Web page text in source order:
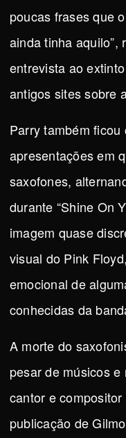
poucas frases que
ainda tinha aquilo”,
entrevista ao
antigos sites sobre
Parry também
apresentações em
saxofones,
durante “Shine On
imagem quase
visual do Pink
emocional de
conhecidas da
A morte do
pesar de músicos
cantor e
publicação de